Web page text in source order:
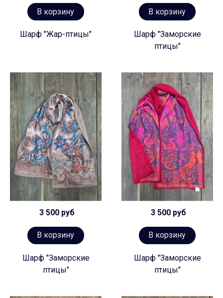
В корзину
Шарф "Жар-птицы"
В корзину
Шарф "Заморские
птицы"
3 500 руб
В корзину
Шарф "Заморские
птицы"
3 500 руб
В корзину
Шарф "Заморские
птицы"